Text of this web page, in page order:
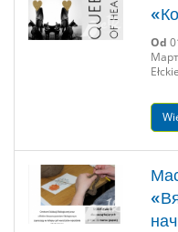
Od